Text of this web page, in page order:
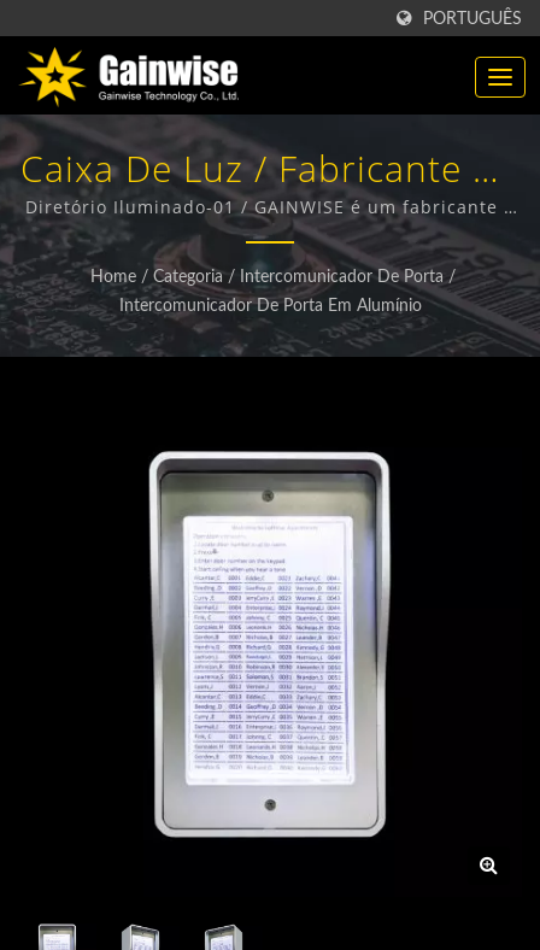
PORTUGUÊS
Caixa De Luz / Fabricante De
Produtos Sem Fio 4G / 5G |
Gainwise Technology Co.,
Ltd.
Diretório Iluminado-01 / GAINWISE é um fabricante e
exportador especializado no design, desenvolvimento
e fabricação de Terminais Sem Fio Fixos, Interfone 4G,
Abre-portão 4G e Detector de Fumaça 4G.
Home / Categoria / Intercomunicador De Porta /
Intercomunicador De Porta Em Alumínio